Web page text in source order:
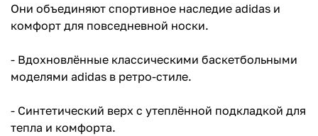
Они объединяют спортивное наследие adidas и
комфорт для повседневной носки.
- Вдохновлённые классическими баскетбольными
моделями adidas в ретро-стиле.
- Синтетический верх с утеплённой подкладкой для
тепла и комфорта.